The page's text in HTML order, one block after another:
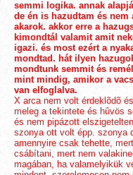
semmi logika. annak
de én is hazudtam és
akarok. akkor erre a
kimondtál valamit amit
igazi. és most ezért a
mondtad. hát ilyen
mondtunk semmit és
mint mindig, amikor a
van elfoglalva.
X arca nem volt érdeklõdõ
meleg a tekintete és hûvös
és nem pipázott
szonya ott volt épp. szonya
amennyire csak tehette,
csábítani, mert nem
magában, ha valamelyikük